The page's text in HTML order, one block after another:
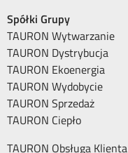
Spółki Grupy
TAURON Wytwarzanie
TAURON Dystrybucja
TAURON Ekoenergia
TAURON Wydobycie
TAURON Sprzedaż
TAURON Ciepło
TAURON Obsługa Klienta